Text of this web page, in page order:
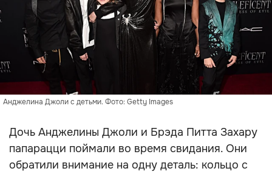
Анджелина Джоли с детьми. Фото: Getty Images
Дочь Анджелины Джоли и Брэда Питта Захару
папарацци поймали во время свидания. Они
обратили внимание на одну деталь: кольцо с